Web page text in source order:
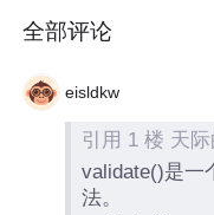
全部评论
eisldkw
引用 1 楼 天
validate()是一
法。